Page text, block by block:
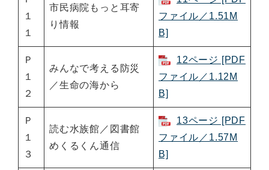
１
１
市民病院もっと耳寄
り情報
ファイル／1.51M
B]
Ｐ
１
２
みんなで考える防災
／生命の海から
12ページ [PDF
ファイル／1.12M
B]
Ｐ
１
３
読む水族館／図書館
めくるくん通信
13ページ [PDF
ファイル／1.57M
B]